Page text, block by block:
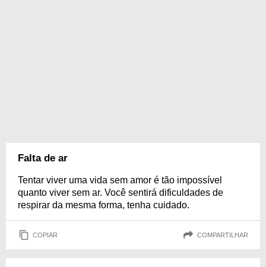
Falta de ar
Tentar viver uma vida sem amor é tão impossível
quanto viver sem ar. Você sentirá dificuldades de
respirar da mesma forma, tenha cuidado.
COPIAR COMPARTILHAR